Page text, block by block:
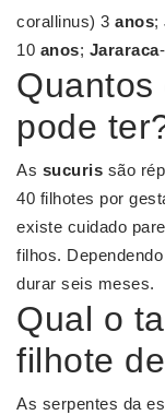
corallinus) 3 anos;
10 anos; Jararaca
Quantos
pode
As sucuris são
40 filhotes por
existe cuidado
filhos.
durar seis meses.
Qual o
filhote
As serpentes da